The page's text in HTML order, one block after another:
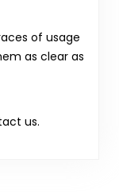
of usage
as clear as
us.